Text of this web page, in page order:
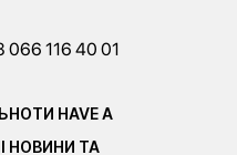
066 116 40 01
HAVE A
НОВИНИ ТА